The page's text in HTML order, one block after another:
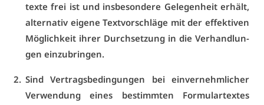
tex­te frei ist und ins­be­son­de­re Ge­le­gen­heit er­hält,
al­ter­na­tiv ei­ge­ne Text­vor­schlä­ge mit der ef­fek­ti­ven
Mög­lich­keit ih­rer Durch­set­zung in die Ver­hand­lun­
gen ein­zu­brin­gen.
Sind Ver­trags­be­din­gun­gen bei ein­ver­nehm­li­cher
Ver­wen­dung ei­nes be­stimm­ten For­mu­l­ar­tex­tes